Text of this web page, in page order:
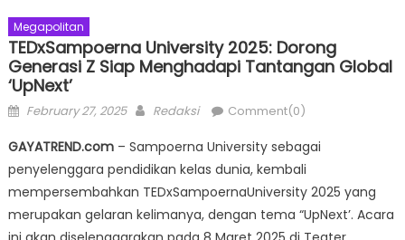
Megapolitan
TEDxSampoerna University 2025: Dorong
Generasi Z Siap Menghadapi Tantangan Global
‘UpNext’
Posted
February 27, 2025 Author
Redaksi Comment(0)
GAYATREND.com– Sampoerna University sebagai
penyelenggara pendidikan kelas dunia, kembali
mempersembahkan TEDxSampoernaUniversity 2025 yang
merupakan gelaran kelimanya, dengan tema “UpNext’. Acara